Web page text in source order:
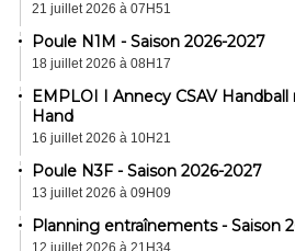
21 juillet 2026 à 07H51
Poule N1M - Saison 2026-2027
18 juillet 2026 à 08H17
EMPLOI I Annecy CSAV Handball
Hand
16 juillet 2026 à 10H21
Poule N3F - Saison 2026-2027
13 juillet 2026 à 09H09
Planning entraînements - Saison
12 juillet 2026 à 21H34